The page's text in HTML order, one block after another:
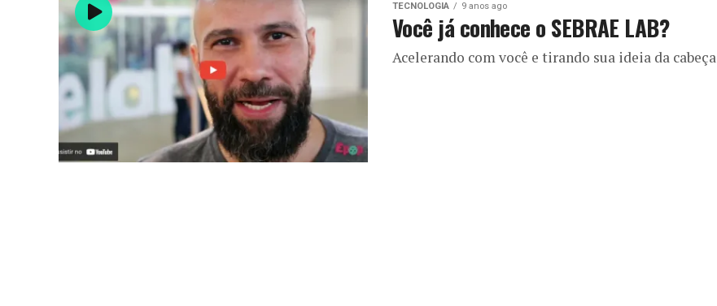
TECNOLOGIA 9 anos ago
Você já conhece o SEBRAE LAB?
Acelerando com você e tirando sua ideia da cabeça